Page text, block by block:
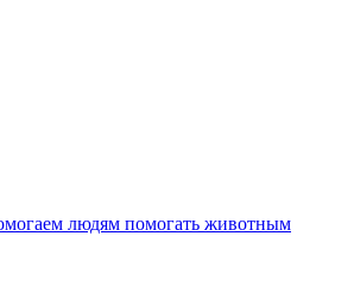
людям помогать животным